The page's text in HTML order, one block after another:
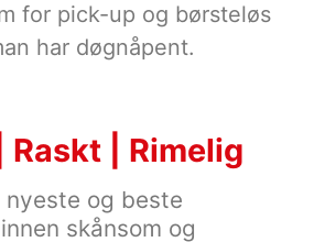
for pick-up og børsteløs
har døgnåpent.
Raskt | Rimelig
og beste
skånsom og